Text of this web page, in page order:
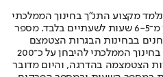
מקצוע התנ"ך בחינוך הממלכתי
ירד לאורך חמשת העשורים האחרון מ־6-5 שעות לשעתיים בלבד. מספר
בבחינות הבגרות הצטמצם
בהתאם. אם עד 1971 נדרש התלמיד בחינוך הממלכתי להיבחן על כ־200
הצטמצמה בהדרגה, והיום מדובר